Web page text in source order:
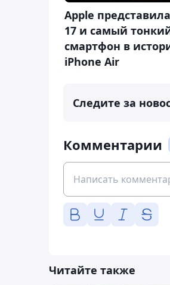
Apple
17 и самый
смартфон в
iPhone Air
Следите за
Комментарии
Читайте также